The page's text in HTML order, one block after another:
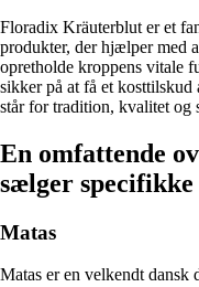
Floradix Kräuterblut er et
produkter, der hjælper med
opretholde kroppens vitale
sikker på at få et
står for tradition, kvalitet og
En omfattende
sælger
Matas
Matas er en velkendt dansk